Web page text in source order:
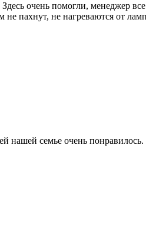
очень помогли, менеджер
пахнут, не нагреваются от
нашей семье очень понравилось.